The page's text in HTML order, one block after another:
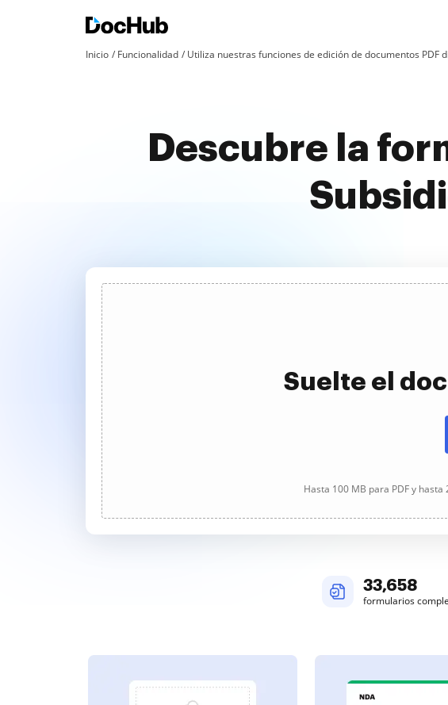
Inicio Funcionalidad Utiliza nuestras funciones de edición de documentos
Descubre la
Suelte el
Hasta 100 MB para PDF y hasta
33,658
formularios